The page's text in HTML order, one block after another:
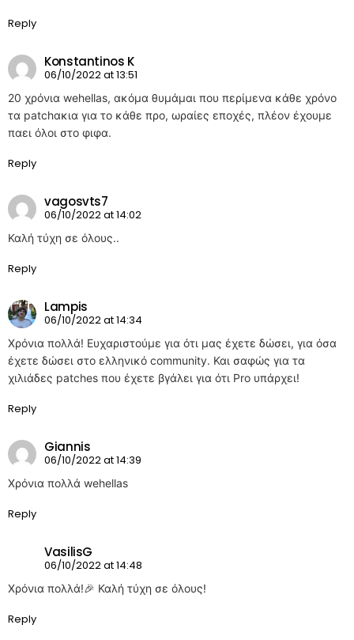
Reply
Konstantinos K
06/10/2022 at 13:51
20 χρόνια wehellas, ακόμα θυμάμαι που περίμενα κάθε χρόνο
τα patchακια για το κάθε προ, ωραίες εποχές, πλέον έχουμε
παει όλοι στο φιφα.
Reply
vagosvts7
06/10/2022 at 14:02
Καλή τύχη σε όλους..
Reply
Lampis
06/10/2022 at 14:34
Χρόνια πολλά! Ευχαριστούμε για ότι μας έχετε δώσει, για όσα
έχετε δώσει στο ελληνικό community. Και σαφώς για τα
χιλιάδες patches που έχετε βγάλει για ότι Pro υπάρχει!
Reply
Giannis
06/10/2022 at 14:39
Χρόνια πολλά wehellas
Reply
VasilisG
06/10/2022 at 14:48
Χρόνια πολλά!🎉 Καλή τύχη σε όλους!
Reply